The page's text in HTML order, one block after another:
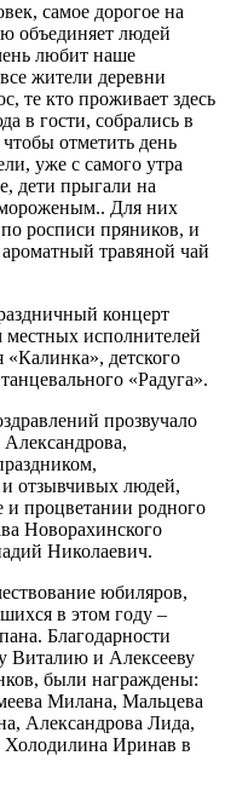
самое дорогое на
объединяет людей
любит наше
жители деревни
те кто проживает здесь
в гости, собрались в
отметить день
уже с самого утра
дети прыгали на
мороженым.. Для них
росписи пряников, и
травяной чай
концерт
местных исполнителей
детского
«Радуга».
прозвучало
отзывчивых людей,
и процветании родного
Новорахинского
Николаевич.
юбиляров,
в этом году –
Благодарности
Виталию и Алексееву
были награждены:
Милана, Мальцева
Александрова Лида,
Холодилина Иринав в